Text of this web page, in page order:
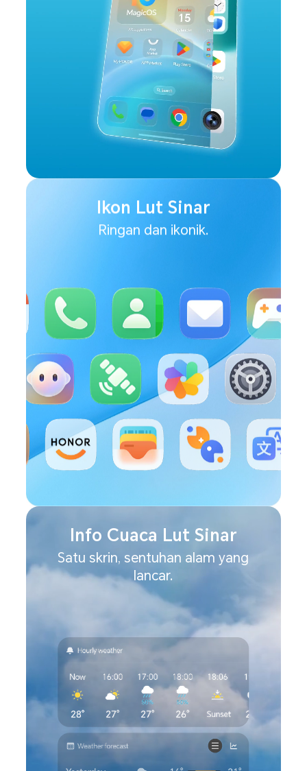
Ikon Lut Sinar
Ringan dan ikonik.
Info Cuaca Lut Sinar
Satu skrin, sentuhan alam yang
lancar.